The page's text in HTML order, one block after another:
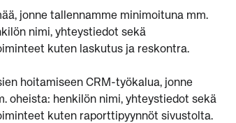
jonne tallennamme minimoituna mm.
nimi, yhteystiedot sekä
kuten laskutus ja reskontra.
hoitamiseen CRM-työkalua, jonne
oheista: henkilön nimi, yhteystiedot sekä
kuten raporttipyynnöt sivustolta.